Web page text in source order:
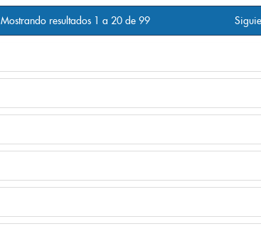
Mostrando resultados 1 a 20 de 99